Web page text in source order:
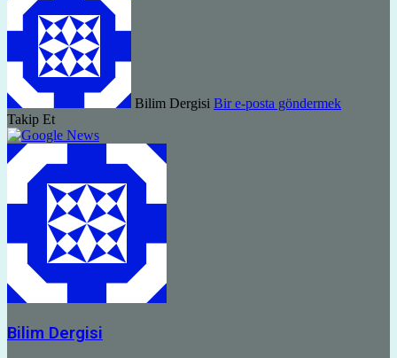
Bilim Dergisi Bir e-posta göndermek
Takip Et
Bilim Dergisi